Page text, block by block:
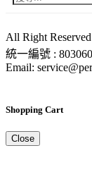
All Right
統一編號 :
Email:
Shopping Cart
Close